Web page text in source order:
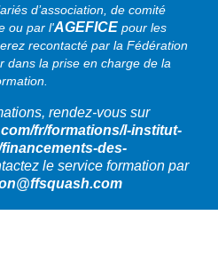
d’association, de comité
ou par l'AGEFICE pour les
recontacté par la Fédération
dans la prise en charge de la
rendez-vous sur
fr/formations/l-institut-
des-
le service formation par